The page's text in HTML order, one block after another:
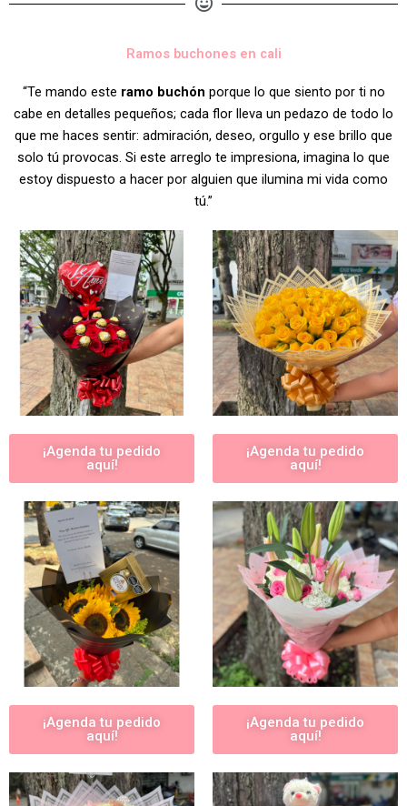
Ramos buchones en cali
“Te mando este ramo buchón porque lo que siento por ti no
cabe en detalles pequeños; cada flor lleva un pedazo de todo lo
que me haces sentir: admiración, deseo, orgullo y ese brillo que
solo tú provocas. Si este arreglo te impresiona, imagina lo que
estoy dispuesto a hacer por alguien que ilumina mi vida como
tú.”
¡Agenda tu pedido
aquí!
¡Agenda tu pedido
aquí!
¡Agenda tu pedido
aquí!
¡Agenda tu pedido
aquí!